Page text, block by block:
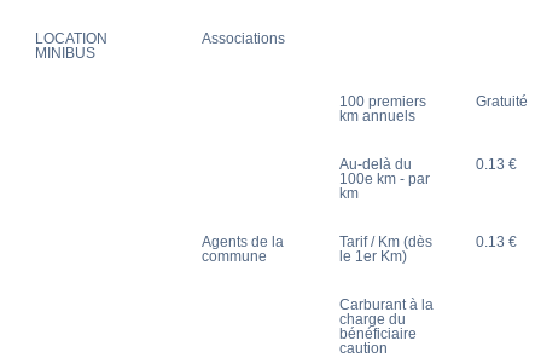
LOCATION
MINIBUS
Associations
100 premiers
km annuels
Gratuité
Au-delà du
100e km - par
km
0.13 €
Agents de la
commune
Tarif / Km (dès
le 1er Km)
0.13 €
Carburant à la
charge du
bénéficiaire
caution